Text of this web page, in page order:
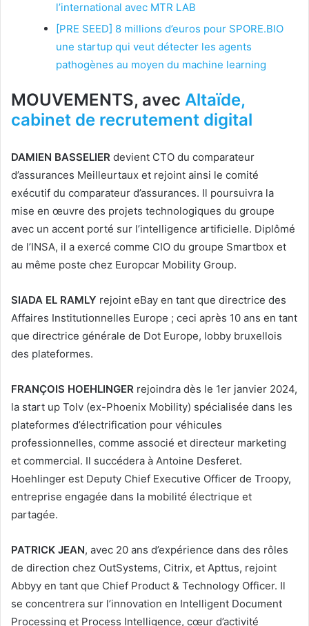
l’international avec MTR LAB
[PRE SEED] 8 millions d’euros pour SPORE.BIO
une startup qui veut détecter les agents
pathogènes au moyen du machine learning
MOUVEMENTS, avec Altaïde,
cabinet de recrutement digital
DAMIEN BASSELIER devient CTO du comparateur
d’assurances Meilleurtaux et rejoint ainsi le comité
exécutif du comparateur d’assurances. Il poursuivra la
mise en œuvre des projets technologiques du groupe
avec un accent porté sur l’intelligence artificielle. Diplômé
de l’INSA, il a exercé comme CIO du groupe Smartbox et
au même poste chez Europcar Mobility Group.
SIADA EL RAMLY rejoint eBay en tant que directrice des
Affaires Institutionnelles Europe ; ceci après 10 ans en tant
que directrice générale de Dot Europe, lobby bruxellois
des plateformes.
FRANÇOIS HOEHLINGER rejoindra dès le 1er janvier 2024,
la start up Tolv (ex-Phoenix Mobility) spécialisée dans les
plateformes d’électrification pour véhicules
professionnelles, comme associé et directeur marketing
et commercial. Il succédera à Antoine Desferet.
Hoehlinger est Deputy Chief Executive Officer de Troopy,
entreprise engagée dans la mobilité électrique et
partagée.
PATRICK JEAN, avec 20 ans d’expérience dans des rôles
de direction chez OutSystems, Citrix, et Apttus, rejoint
Abbyy en tant que Chief Product & Technology Officer. Il
se concentrera sur l’innovation en Intelligent Document
Processing et Process Intelligence, cœur d’activité